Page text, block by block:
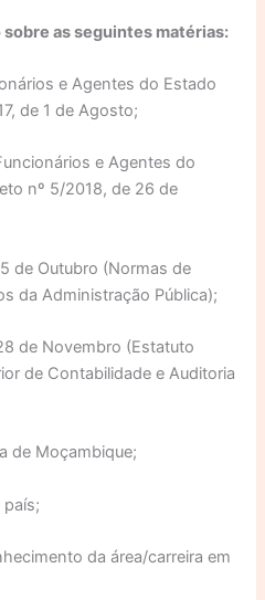
as seguintes matérias:
e Agentes do Estado
de 1 de Agosto;
e Agentes do
nº 5/2018, de 26 de
de Outubro (Normas de
da Administração Pública);
de Novembro (Estatuto
de Contabilidade e Auditoria
de Moçambique;
da área/carreira em